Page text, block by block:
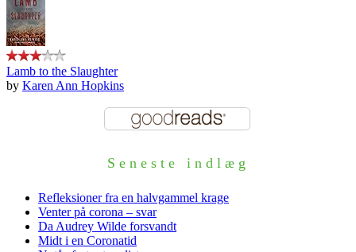
Lamb to the Slaughter
by Karen Ann Hopkins
Seneste indlæg
Refleksioner fra en halvgammel krage
Venter på corona – svar
Da Audrey Wilde forsvandt
Midt i en Coronatid